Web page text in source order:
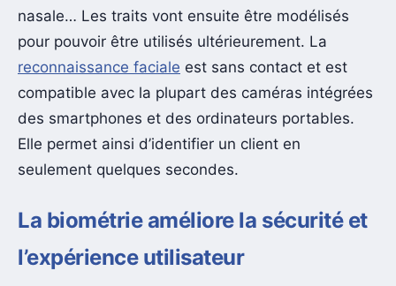
nasale… Les traits vont ensuite être modélisés
pour pouvoir être utilisés ultérieurement. La
reconnaissance faciale est sans contact et est
compatible avec la plupart des caméras intégrées
des smartphones et des ordinateurs portables.
Elle permet ainsi d’identifier un client en
seulement quelques secondes.
La biométrie améliore la sécurité et
l’expérience utilisateur